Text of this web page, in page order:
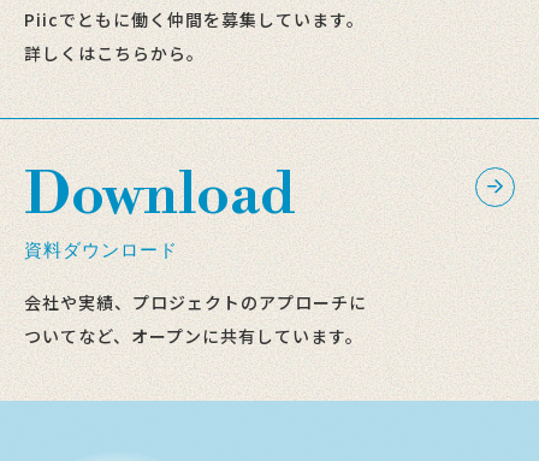
Piicでともに働く仲間を募集しています。
詳しくはこちらから。
Download
資料ダウンロード
会社や実績、プロジェクトのアプローチに
ついてなど、オープンに共有しています。